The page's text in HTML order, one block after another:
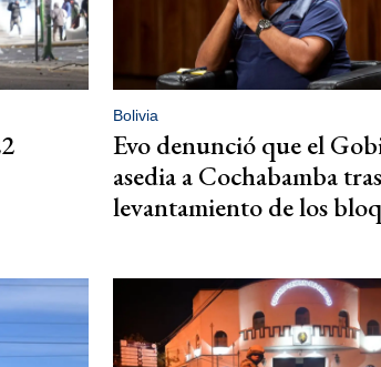
Bolivia
Evo denunció que el
asedia a Cochabamba
levantamiento de los